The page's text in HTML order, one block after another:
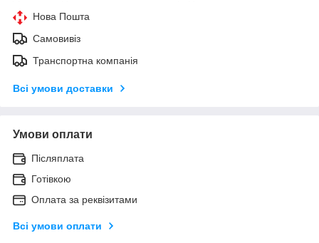
Нова Пошта
Самовивіз
Транспортна компанія
Всі умови доставки
Умови оплати
Післяплата
Готівкою
Оплата за реквізитами
Всі умови оплати